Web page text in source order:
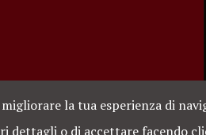
la tua esperienza di
dettagli o di accettare facendo